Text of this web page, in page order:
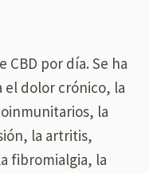
CBD por día. Se ha
el dolor crónico, la
la
la artritis,
fibromialgia, la